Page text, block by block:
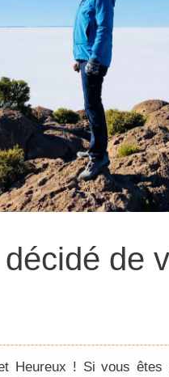
décidé de
Heureux ! Si vous